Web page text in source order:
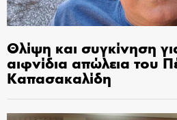
Θλίψη και συγκίνηση
αιφνίδια απώλεια του
Καπασακαλίδη